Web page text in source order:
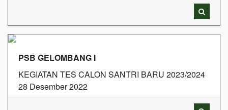
PSB GELOMBANG I
KEGIATAN TES CALON SANTRI BARU 2023/2024
28 Desember 2022